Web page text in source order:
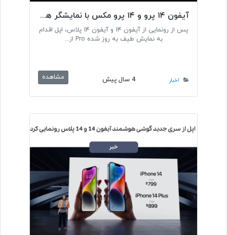
آیفون ۱۴ پرو و ۱۴ پرو مکس با نمایشگر همیشه روشن معرفی شد
پس از رونمایی از آیفون ۱۴ و آیفون ۱۴ پلاس، اپل اقدام
به نمایش طیف به روز شده Pro از...
اخبار 4 سال پیش مشاهده